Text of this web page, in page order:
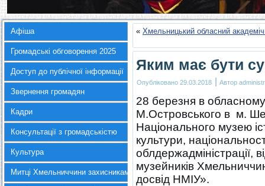
Афіша
Громадські обговорення 2025
Доступ до публічної інформації
Звернення громадян
Кадри
Консультації з громадськістю
Культура
Митці Хмельниччини захисникам України
« Хмельницький обласний
Яким має бути
Опубліковано 29.03.2018 | Автор
28 березня в
М.Островського в м.
Національного музею
культури,
облдержадміністрації,
музейників
досвід НМІУ».